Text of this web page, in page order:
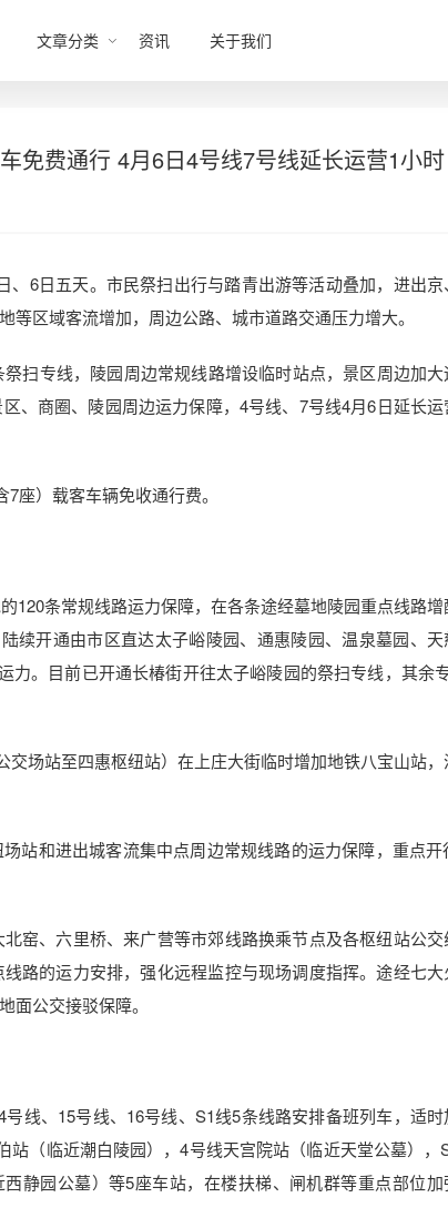
文章分类 资讯 关于我们
免费通行 4月6日4号线7号线延长运营1小时
6日五天。市民祭扫出行与踏青出游等活动叠加，进出
区域客流增加，周边公路、城市道路交通压力增大。
专线，陵园周边常规线路增设临时站点，景区周边加大
、商圈、陵园周边运力保障，4号线、7号线4月6日延长运
）载客车辆免收通行费。
条常规线路运力保障，在各条途经墓地陵园重点线路增
续开通由市区直达太子峪陵园、通惠陵园、温泉墓园、天
。目前已开通长椿街开往太子峪陵园的祭扫专线，其余
场站至四惠枢纽站）在上庄大街临时增加地铁八宝山站，
和进出城客流集中点周边常规线路的运力保障，重点开
、六里桥、来广营等市郊线路换乘节点及各枢纽站公交
路的运力安排，强化远程监控与现场调度指挥。途经七大
面公交接驳保障。
、15号线、16号线、S1线5条线路安排备班列车，适时
（临近潮白陵园），4号线天宫院站（临近天堂公墓），
静园公墓）等5座车站，在楼扶梯、闸机群等重点部位加